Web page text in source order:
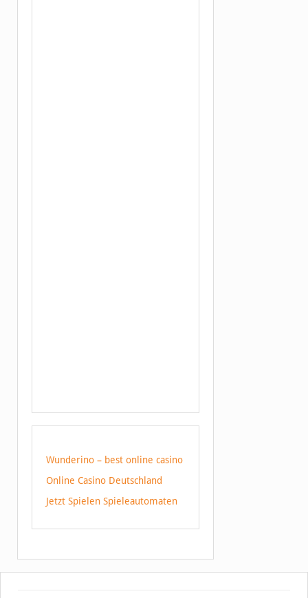
Wunderino – best online casino
Online Casino Deutschland
Jetzt Spielen Spieleautomaten